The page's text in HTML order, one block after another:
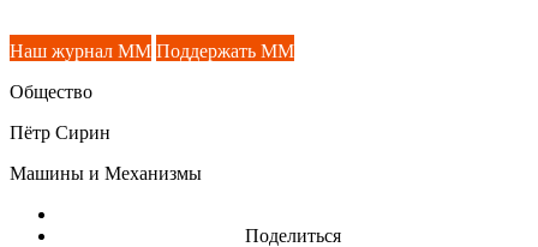
Наш журнал ММ Поддержать ММ
Общество
Пётр Сирин
Машины и Механизмы
Поделиться